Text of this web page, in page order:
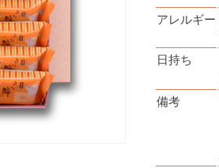
アレルギー
日持ち
備考